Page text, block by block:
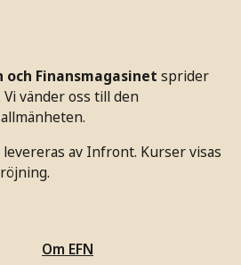
och Finansmagasinet sprider
vänder oss till den
av Infront. Kurser visas
Om EFN